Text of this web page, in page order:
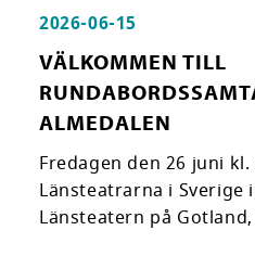
2026-06-15
VÄLKOMMEN TILL
ALMEDALEN
Fredagen den 26 juni
Länsteatrarna i
Länsteatern på